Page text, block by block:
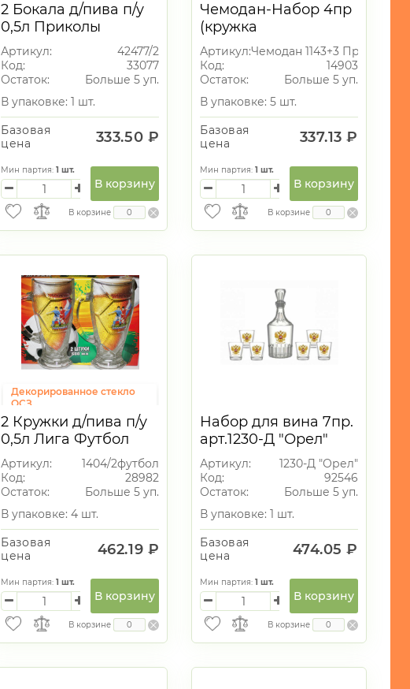
2 Бокала д/пива п/у
0,5л Приколы
Артикул:
42477/2
Код:
33077
Остаток:
Больше 5 уп.
В упаковке: 1 шт.
Базовая
цена
333.50 ₽
Мин партия:1 шт.
В корзину
В корзине
Подарки на 23 февраля
Пивной сет
Чемодан-Набор 4пр
(кружка
пивн1143+3стопки)
Прикол
Артикул:Чемодан 1143+3 Прикол
Код:
14903
Остаток:
Больше 5 уп.
В упаковке: 5 шт.
Базовая
цена
337.13 ₽
Мин партия:1 шт.
В корзину
В корзине
Декорированное стекло
ОСЗ
Пивной сет
2 Кружки д/пива п/у
0,5л Лига Футбол
Артикул:
1404/2футбол
Код:
28982
Остаток:
Больше 5 уп.
В упаковке: 4 шт.
Базовая
цена
462.19 ₽
Мин партия:1 шт.
В корзину
В корзине
Набор для вина 7пр.
арт.1230-Д "Орел"
(графин+6 стаканов)
Артикул:
1230-Д "Орел"
Код:
92546
Остаток:
Больше 5 уп.
В упаковке: 1 шт.
Базовая
цена
474.05 ₽
Мин партия:1 шт.
В корзину
В корзине